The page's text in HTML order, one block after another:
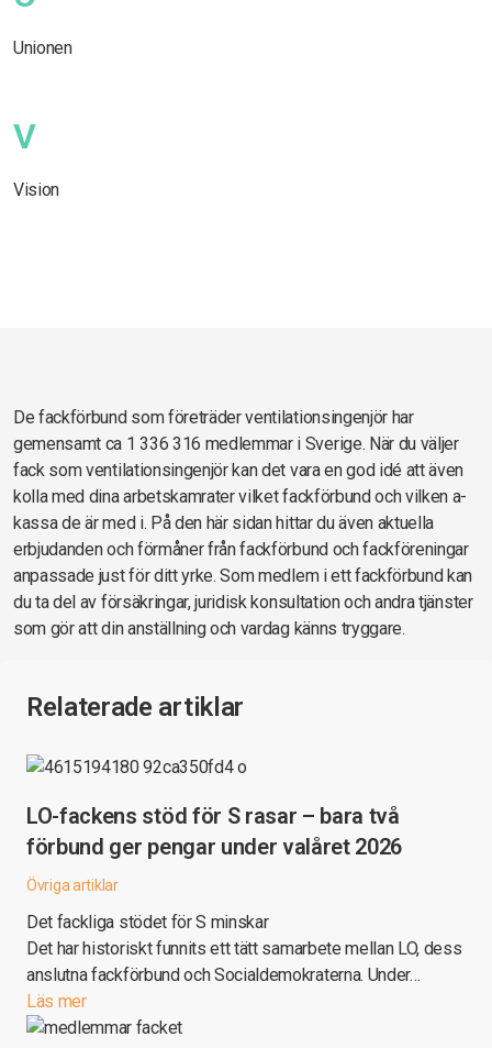
Unionen
V
Vision
De fackförbund som företräder ventilationsingenjör har
gemensamt ca 1 336 316 medlemmar i Sverige. När du väljer
fack som ventilationsingenjör kan det vara en god idé att även
kolla med dina arbetskamrater vilket fackförbund och vilken a-
kassa de är med i. På den här sidan hittar du även aktuella
erbjudanden och förmåner från fackförbund och fackföreningar
anpassade just för ditt yrke. Som medlem i ett fackförbund kan
du ta del av försäkringar, juridisk konsultation och andra tjänster
som gör att din anställning och vardag känns tryggare.
Relaterade artiklar
LO-fackens stöd för S rasar – bara två
förbund ger pengar under valåret 2026
Övriga artiklar
Det fackliga stödet för S minskar
Det har historiskt funnits ett tätt samarbete mellan LO, dess
anslutna fackförbund och Socialdemokraterna. Under…
Läs mer